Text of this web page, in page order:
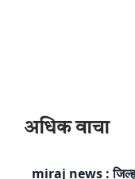
अधिक वाचा
miraj news :